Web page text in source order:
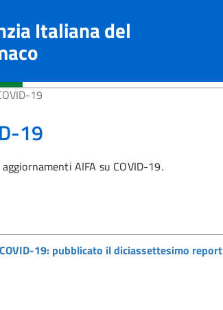
Italiana del
19
19
AIFA su COVID-19.
19: pubblicato il diciassettesimo report